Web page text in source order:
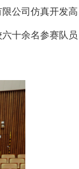
公司仿真开发高
十余名参赛队员